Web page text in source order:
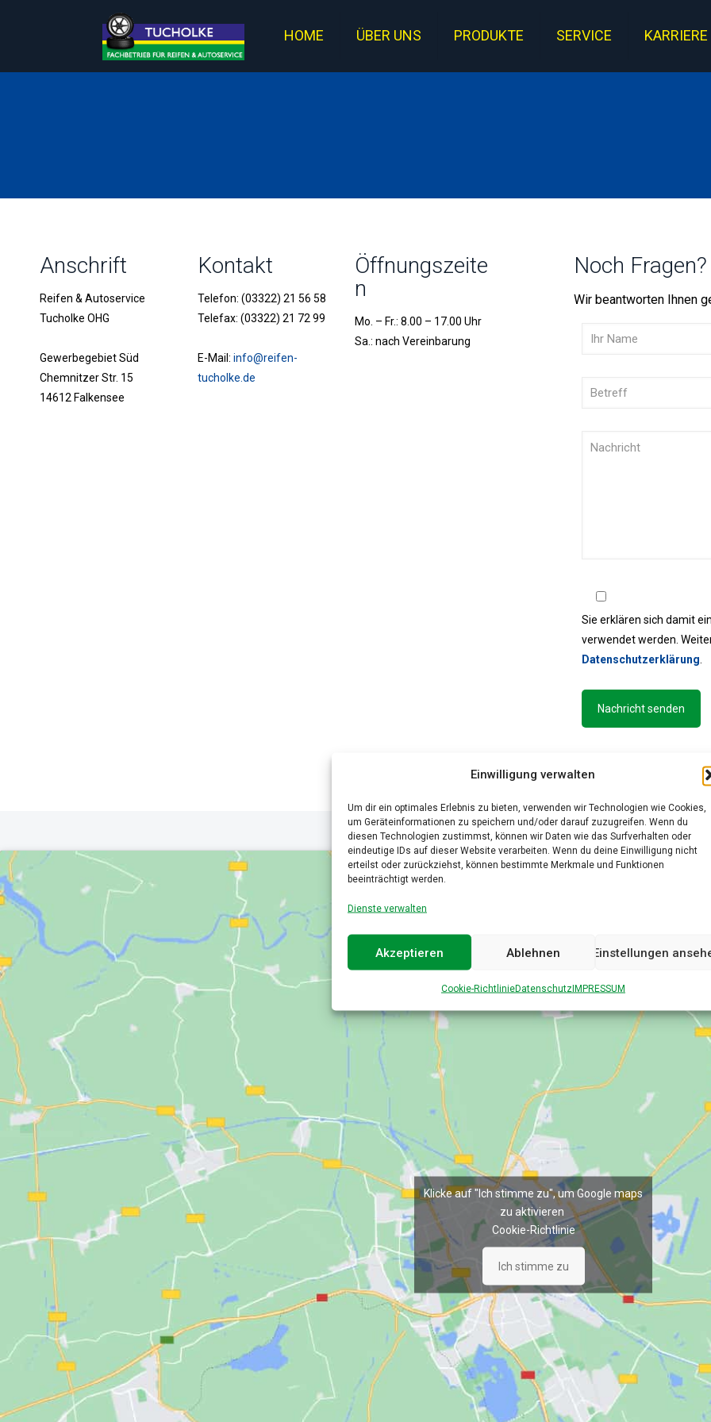
Einwilligung verwalten
Um dir ein optimales Erlebnis zu bieten, verwenden wir Technologien wie Cookies,
um Geräteinformationen zu speichern und/oder darauf zuzugreifen. Wenn du
diesen Technologien zustimmst, können wir Daten wie das Surfverhalten oder
eindeutige IDs auf dieser Website verarbeiten. Wenn du deine Einwilligung nicht
erteilst oder zurückziehst, können bestimmte Merkmale und Funktionen
beeinträchtigt werden.
Dienste verwalten
Akzeptieren Ablehnen Einstellungen
Cookie-RichtlinieDatenschutzIMPRESSUM
HOME ÜBER UNS PRODUKTE SERVICE KARRIERE
Anschrift
Reifen & Autoservice
Tucholke OHG
Gewerbegebiet Süd
Chemnitzer Str. 15
14612 Falkensee
Kontakt
Telefon: (03322) 21 56 58
Telefax: (03322) 21 72 99
E-Mail: info@reifen-
tucholke.de
Öffnungszeite
n
Mo. – Fr.: 8.00 – 17.00 Uhr
Sa.: nach Vereinbarung
Noch
Wir beantworten Ihnen
Sie erklären sich damit
verwendet werden.
Datenschutzerklärung
Klicke auf "Ich stimme zu", um Google maps
zu aktivieren
Cookie-Richtlinie
Ich stimme zu